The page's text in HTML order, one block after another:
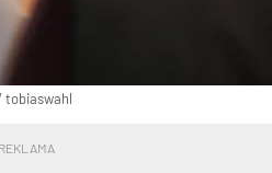
tobiaswahl